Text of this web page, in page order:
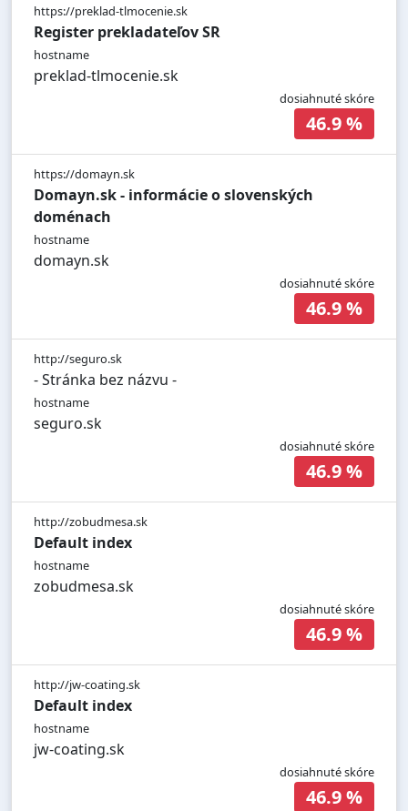
https://preklad-tlmocenie.sk
Register prekladateľov SR
hostname
preklad-tlmocenie.sk
dosiahnuté skóre
46.9 %
https://domayn.sk
Domayn.sk - informácie o slovenských
doménach
hostname
domayn.sk
dosiahnuté skóre
46.9 %
http://seguro.sk
- Stránka bez názvu -
hostname
seguro.sk
dosiahnuté skóre
46.9 %
http://zobudmesa.sk
Default index
hostname
zobudmesa.sk
dosiahnuté skóre
46.9 %
http://jw-coating.sk
Default index
hostname
jw-coating.sk
dosiahnuté skóre
46.9 %